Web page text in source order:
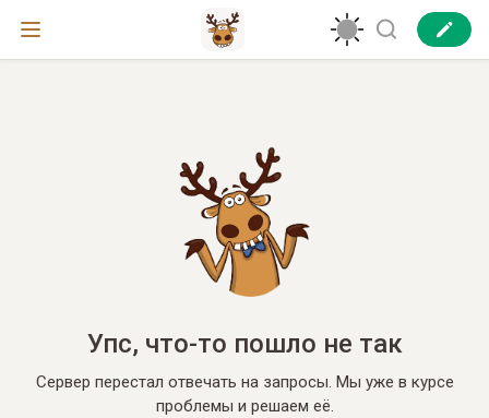
Упс, что-то пошло не так
Сервер перестал отвечать на запросы. Мы уже в курсе
проблемы и решаем её.